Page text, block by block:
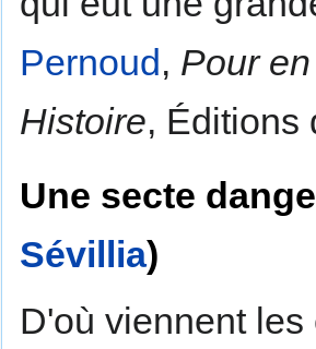
Pernoud , Pour
Histoire, Éditions
Une secte
Sévillia)
D'où viennent